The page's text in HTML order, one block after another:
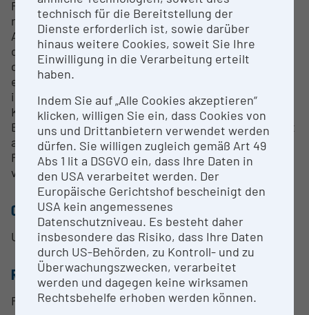
Reproduktionssystem danach komplett
realitätsgetreu wiederzugeben. Das
Aufnahmeverfahren ist rein optisch, d.h. es wird
das Spielgefühl in keiner Weise verändert, so dass
dieser Flügel auch in extremen Situationen
eingesetzt werden kann, wie beispielsweise bei
internationalen Wettbewerben oder in anderen
Konzertsituationen. Das Datenformat ist von
Bösendorfer bewusst offen gestaltet worden, damit
alle von CEUS aufgezeichneten Daten auch für die
Forschung bzw. für künstlerische Anwendungen
verwenden werden können.
CONTACT PERSON
Univ.-Prof. Dr. Werner Goebl
RESEARCH SERVICES
Research Services auf Anfrage.
technisch für die Bereitstellung der
Dienste erforderlich ist, sowie darüber
hinaus weitere Cookies, soweit Sie Ihre
Einwilligung in die Verarbeitung erteilt
haben.
Indem Sie auf „Alle Cookies akzeptieren“
klicken, willigen Sie ein, dass Cookies von
uns und Drittanbietern verwendet werden
dürfen. Sie willigen zugleich gemäß Art 49
Abs 1 lit a DSGVO ein, dass Ihre Daten in
den USA verarbeitet werden. Der
Europäische Gerichtshof bescheinigt den
USA kein angemessenes
Datenschutzniveau. Es besteht daher
insbesondere das Risiko, dass Ihre Daten
durch US-Behörden, zu Kontroll- und zu
Überwachungszwecken, verarbeitet
werden und dagegen keine wirksamen
Rechtsbehelfe erhoben werden können.